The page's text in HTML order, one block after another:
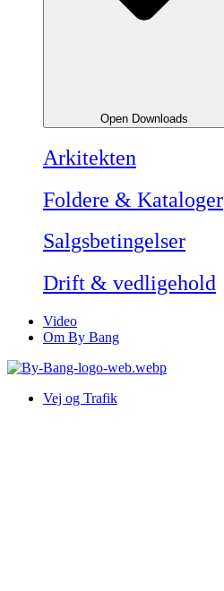
Open Downloads
Arkitekten
Foldere & Kataloger
Salgsbetingelser
Drift & vedligehold
Video
Om By Bang
Vej og Trafik